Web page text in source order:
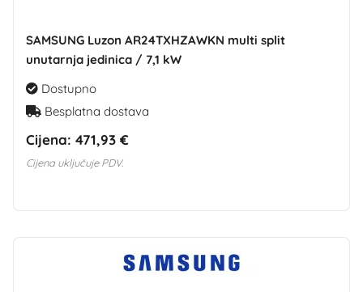
SAMSUNG Luzon AR24TXHZAWKN multi split
unutarnja jedinica / 7,1 kW
Dostupno
Besplatna dostava
Cijena: 471,93 €
Cijena uključuje PDV.